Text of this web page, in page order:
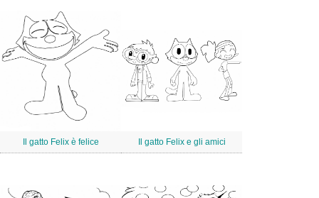
Il gatto Felix è felice Il gatto Felix e gli amici